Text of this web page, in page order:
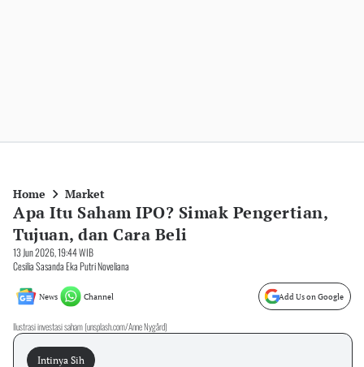
Home Market
Apa Itu Saham IPO? Simak Pengertian,
Tujuan, dan Cara Beli
13 Jun 2026, 19:44 WIB
Cesilia Sasanda Eka Putri Noveliana
News Channel Add Us on Google
Ilustrasi investasi saham (unsplash.com/Anne Nygård)
Intinya Sih